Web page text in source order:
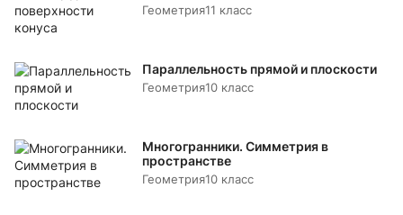
Геометрия11 класс
Параллельность прямой и плоскости
Геометрия10 класс
Многогранники. Симметрия в
пространстве
Геометрия10 класс